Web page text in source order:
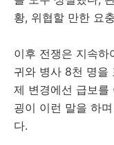
황, 위협할 만한 요
이후 전쟁은 지속
귀와 병사 8천 명을
제 변경에선 급보를
굉이 이런 말을 하
다.